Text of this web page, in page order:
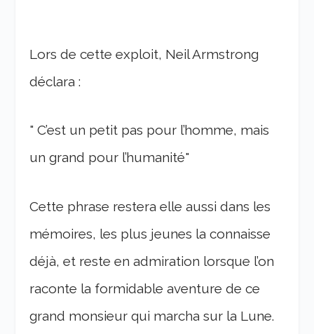
Lors de cette exploit, Neil Armstrong
déclara :
" C’est un petit pas pour l’homme, mais
un grand pour l’humanité"
Cette phrase restera elle aussi dans les
mémoires, les plus jeunes la connaisse
déjà, et reste en admiration lorsque l’on
raconte la formidable aventure de ce
grand monsieur qui marcha sur la Lune.